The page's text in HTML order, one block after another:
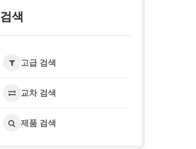
검색
고급 검색
교차 검색
제품 검색